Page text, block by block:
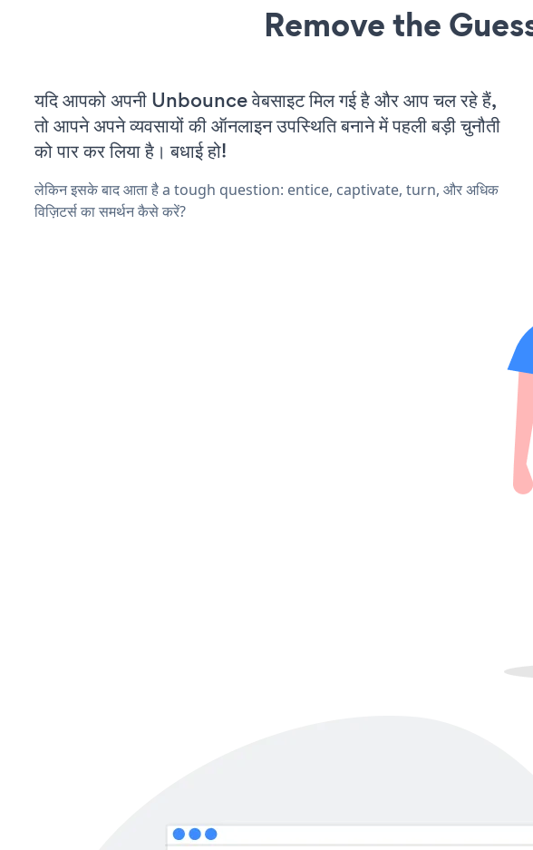
Remove the
यदि आपको अपनी Unbounce वेबसाइट मिल गई है और आप चल रहे हैं,
तो आपने अपने व्यवसायों की ऑनलाइन उपस्थिति बनाने में पहली बड़ी चुनौती
को पार कर लिया है। बधाई हो!
लेकिन इसके बाद आता है a tough question: entice, captivate, turn, और अधिक
विज़िटर्स का समर्थन कैसे करें?